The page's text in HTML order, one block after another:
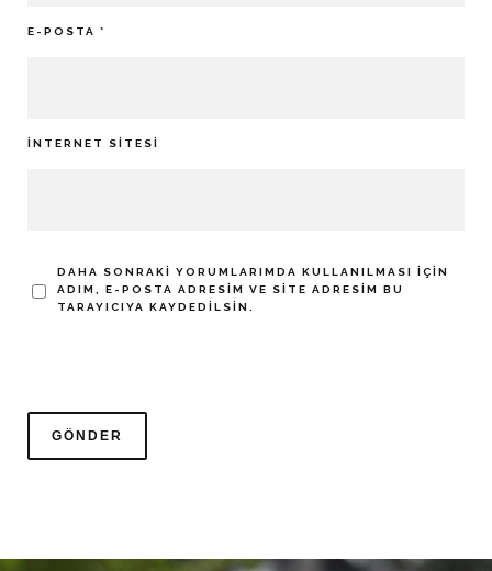
E-POSTA *
İNTERNET SITESI
DAHA SONRAKI YORUMLARIMDA KULLANILMASI IÇIN
ADIM, E-POSTA ADRESIM VE SITE ADRESIM BU
TARAYICIYA KAYDEDILSIN.